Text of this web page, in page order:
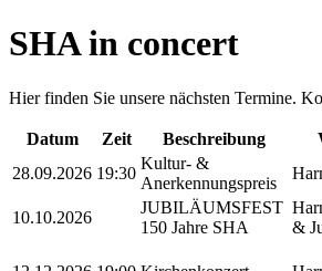
SHA in concert
Hier finden Sie unsere nächsten Termine.
Datum Zeit Beschreibung
28.09.2026 19:30
Kultur- &
Anerkennungspreis
10.10.2026
JUBILÄUMSFEST
150 Jahre SHA
&